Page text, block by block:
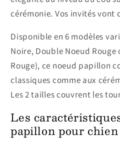
cérémonie. Vos invités vont
Disponible en 6 modèles
Noire, Double Noeud
Rouge), ce noeud papillon
classiques comme aux
Les 2 tailles couvrent les
Les
papillon pour chien